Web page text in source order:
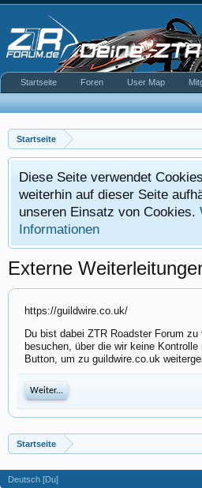
Startseite
Diese Seite verwendet
weiterhin auf dieser Seite
unseren Einsatz von Cookies.
Informationen
Externe
https://guildwire.co.uk/
Du bist dabei ZTR Roadster Forum
besuchen, über die wir keine
Button, um zu guildwire.co.uk
Weiter...
Startseite
Startseite Foren User Map
Deutsch [Du]